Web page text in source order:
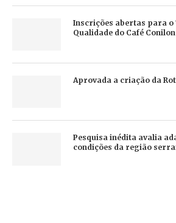
Inscrições abertas para o
Qualidade do Café
Aprovada a criação da
Pesquisa inédita avalia
condições da região